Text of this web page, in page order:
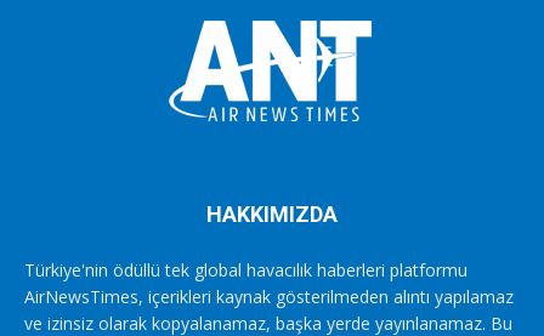
HAKKIMIZDA
Türkiye'nin ödüllü tek global havacılık haberleri platformu
AirNewsTimes, içerikleri kaynak gösterilmeden alıntı yapılamaz
ve izinsiz olarak kopyalanamaz, başka yerde yayınlanamaz. Bu